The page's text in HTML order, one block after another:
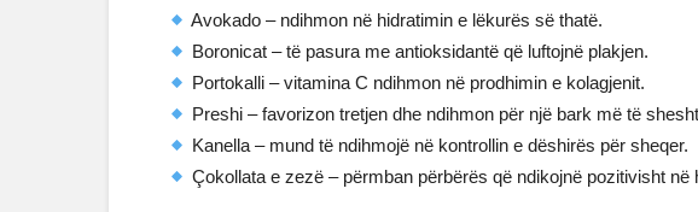
Avokado – ndihmon në hidratimin e lëkurës së thatë.
Boronicat – të pasura me antioksidantë që luftojnë plakjen.
Portokalli – vitamina C ndihmon në prodhimin e kolagjenit.
Preshi – favorizon tretjen dhe ndihmon për një bark më të
Kanella – mund të ndihmojë në kontrollin e dëshirës për sheqer.
Çokollata e zezë – përmban përbërës që ndikojnë pozitivisht në